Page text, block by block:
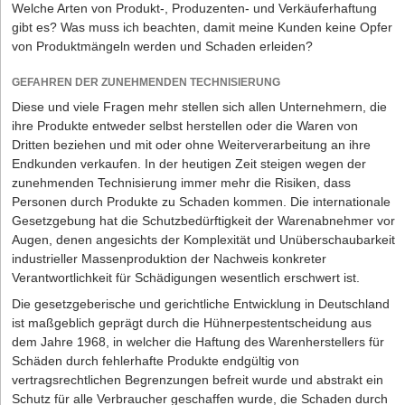
Vertragsabschluss hiergegen verstoßen, so gilt der Vertrag als auf
unbestimmte Zeit geschlossen.
Wer trägt Rechte und Pflichten beim
Im Hinblick auf die gesetzlichen Mängelrechte können diese durch
beide Vertragspartner einvernehmlich ausgeschlossen werden. Mit
den sogenannten "Dach-und-Fach-Klauseln" kann es sogar noch
einen Schritt weiter gehen: Dem Mieter kann vertraglich die Pflicht
auferlegt werden, für die Instandsetzung und Instandhaltung des
Gewerberaumes verantwortlich zu sein. Kommt er dieser
Verpflichtung nicht nach, macht sich der Mieter gegenüber dem
Vermieter schadensersatzpflichtig. Dies hat die Rechtsprechung
dann als zulässig angesehen, wenn dem Mieter im Gegenzug
weitreichende Rechte ähnlich eines Eigentümers eingeräumt
werden.
Wenn der Mieter durch den Vermieter also z.B. das Recht
eingeräumt bekommt, erhebliche bauliche Veränderungen nach
seinen eigenen, für den Gewerbebetrieb vorteilhaften Wünschen
vorzunehmen, dann kann er grundsätzlich auch dazu verpflichtet
Wichtig ist es, dass für die Gewährleistung die gesetzlichen Regeln
gelten, und der Hersteller, Lieferant oder Großhändler diese nicht
wesentlich einschränkt. Viele Hersteller versuchen, die
beschränken, was über allgemeine Geschäftsbedingungen im
Verhältnis zu Unternehmern als Einkäufern zulässig ist. Hier lohnt
es sich zu verhandeln, denn günstiger ist es für den Einkäufer,
wenn die Gewährleistungsfrist von den gesetzlich vorgesehenen
zwei Jahren bestehen bleibt oder sogar auf drei Jahre verlängert
wird, was zulässig ist. Insgesamt empfiehlt sich beim regelmäßigen
Bezug größerer Warenmengen ein sehr gut verhandelter
individueller Rahmenliefervertrag, um für den Einkäufer ungünstige
Verkaufsbedingungen des Herstellers, Lieferanten oder
Großhändlers wegzuverhandeln.
Welche Arten von Produkt-, Produzenten- und Verkäuferhaftung
gibt es? Was muss ich beachten, damit meine Kunden keine Opfer
von Produktmängeln werden und Schaden erleiden?
GEFAHREN DER ZUNEHMENDEN TECHNISIERUNG
Diese und viele Fragen mehr stellen sich allen Unternehmern, die
ihre Produkte entweder selbst herstellen oder die Waren von
Dritten beziehen und mit oder ohne Weiterverarbeitung an ihre
Endkunden verkaufen. In der heutigen Zeit steigen wegen der
zunehmenden Technisierung immer mehr die Risiken, dass
Personen durch Produkte zu Schaden kommen. Die internationale
Gesetzgebung hat die Schutzbedürftigkeit der Warenabnehmer vor
Augen, denen angesichts der Komplexität und Unüberschaubarkeit
industrieller Massenproduktion der Nachweis konkreter
Verantwortlichkeit für Schädigungen wesentlich erschwert ist.
Die gesetzgeberische und gerichtliche Entwicklung in Deutschland
ist maßgeblich geprägt durch die Hühnerpestentscheidung aus
dem Jahre 1968, in welcher die Haftung des Warenherstellers für
Schäden durch fehlerhafte Produkte endgültig von
vertragsrechtlichen Begrenzungen befreit wurde und abstrakt ein
Schutz für alle Verbraucher geschaffen wurde, die Schaden durch